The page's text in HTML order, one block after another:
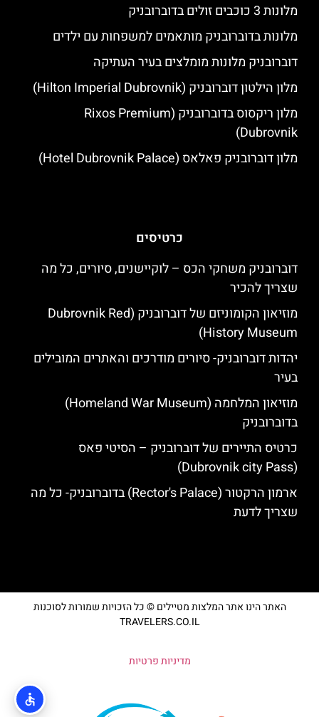
מלונות 3 כוכבים זולים בדוברובניק
מלונות בדוברובניק מותאמים למשפחות עם ילדים
דוברובניק מלונות מומלצים בעיר העתיקה
מלון הילטון דוברובניק (Hilton Imperial Dubrovnik)
מלון ריקסוס בדוברובניק (Rixos Premium
Dubrovnik)
מלון דוברובניק פאלאס (Hotel Dubrovnik Palace)
כרטיסים
דוברובניק משחקי הכס – לוקיישנים, סיורים, כל מה
שצריך להכיר
מוזיאון הקומוניזם של דוברובניק (Dubrovnik Red
History Museum)
יהדות דוברובניק- סיורים מודרכים והאתרים המובילים
בעיר
מוזיאון המלחמה (Homeland War Museum)
בדוברובניק
כרטיס התיירים של דוברובניק – הסיטי פאס
(Dubrovnik city Pass)
ארמון הרקטור (Rector's Palace) בדוברובניק- כל מה
שצריך לדעת
האתר הינו אתר המלצות מטיילים © כל הזכויות שמורות לסוכנות
TRAVELERS.CO.IL
מדיניות פרטיות